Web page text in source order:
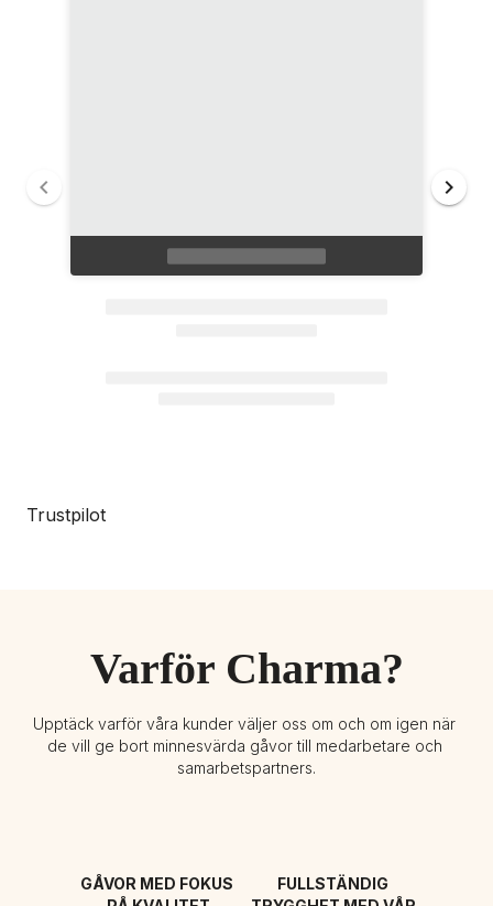
Trustpilot
Varför Charma?
Upptäck varför våra kunder väljer oss om och om igen när
de vill ge bort minnesvärda gåvor till medarbetare och
samarbetspartners.
GÅVOR MED FOKUS
FULLSTÄNDIG